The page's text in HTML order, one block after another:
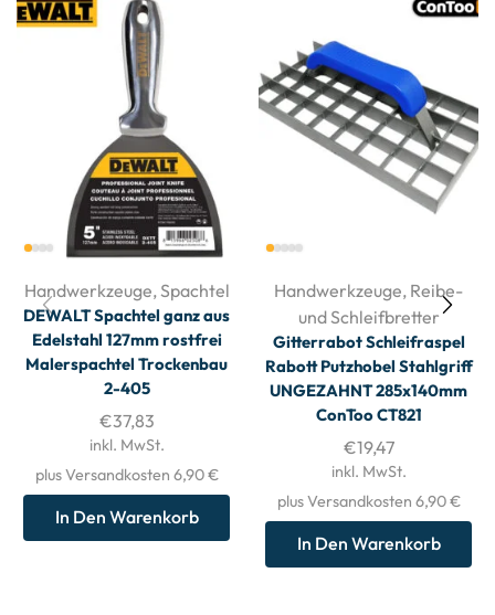
Handwerkzeuge, Spachtel
DEWALT Spachtel ganz aus
Edelstahl 127mm rostfrei
Malerspachtel Trockenbau
2-405
€37,83
inkl. MwSt.
plus Versandkosten 6,90 €
In Den Warenkorb
Handwerkzeuge, Reibe-
und Schleifbretter
Gitterrabot Schleifraspel
Rabott Putzhobel Stahlgriff
UNGEZAHNT 285x140mm
ConToo CT821
€19,47
inkl. MwSt.
plus Versandkosten 6,90 €
In Den Warenkorb